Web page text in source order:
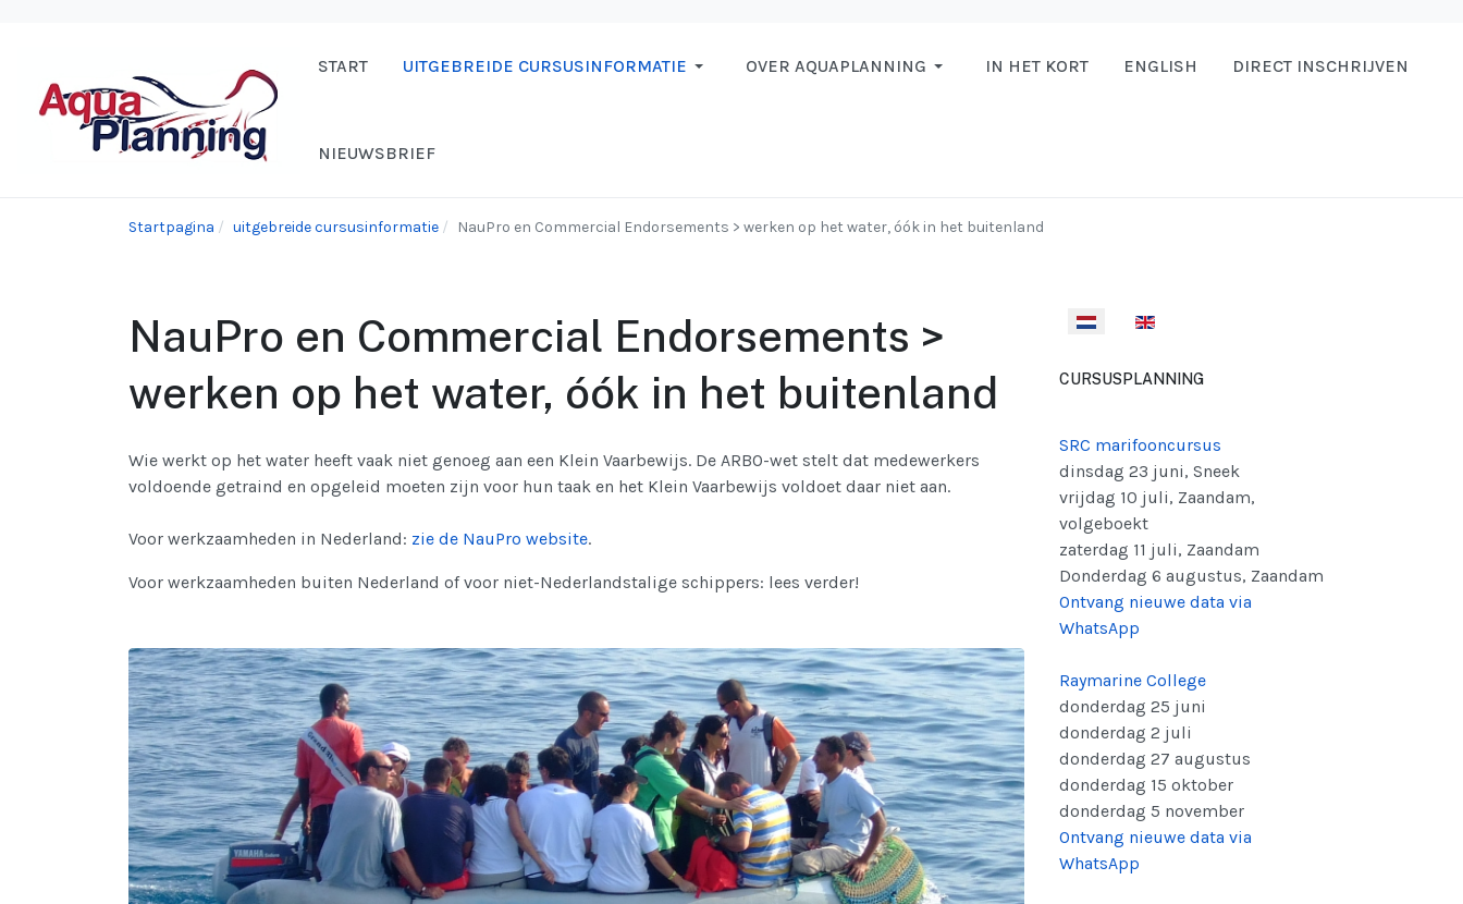
START UITGEBREIDE CURSUSINFORMATIE OVER AQUAPLANNING IN HET KORT ENGLISH DIRECT INSCHRIJVEN
NIEUWSBRIEF
Startpagina uitgebreide cursusinformatie NauPro en Commercial Endorsements > werken op het water, óók in het buitenland
NauPro en Commercial Endorsements >
werken op het water, óók in het buitenland
Wie werkt op het water heeft vaak niet genoeg aan een Klein Vaarbewijs. De ARBO-wet stelt dat medewerkers
voldoende getraind en opgeleid moeten zijn voor hun taak en het Klein Vaarbewijs voldoet daar niet aan.
Voor werkzaamheden in Nederland: zie de NauPro website.
Voor werkzaamheden buiten Nederland of voor niet-Nederlandstalige schippers: lees verder!
Selecteer de taal
CURSUSPLANNING
SRC marifooncursus
dinsdag 23 juni, Sneek
vrijdag 10 juli, Zaandam,
volgeboekt
zaterdag 11 juli, Zaandam
Donderdag 6 augustus, Zaandam
Ontvang nieuwe data via
WhatsApp
Raymarine College
donderdag 25 juni
donderdag 2 juli
donderdag 27 augustus
donderdag 15 oktober
donderdag 5 november
Ontvang nieuwe data via
WhatsApp